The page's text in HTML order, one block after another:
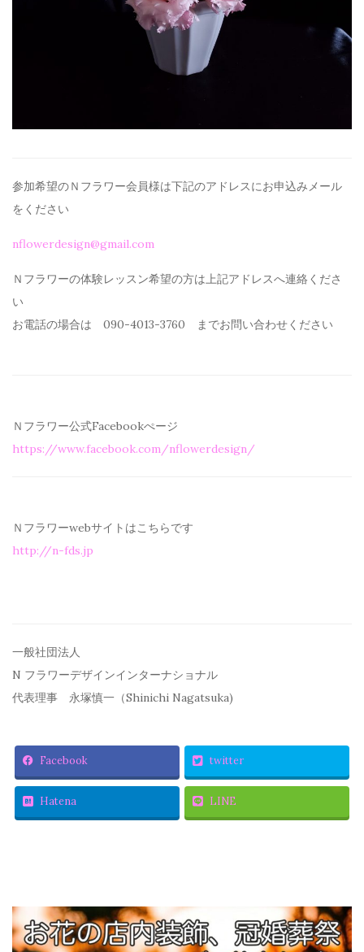
参加希望のＮフラワー会員様は下記のアドレスにお申込みメール
を ください
nflowerdesign@gmail.com
Ｎフラワーの体験レッスン希望の方は上記アドレスへ連絡くださ
い
お電話の場合は 090-4013-3760 までお問い合わせください
Ｎフラワー公式Facebookぺージ
https://www.facebook.com/nflowerdesign/
Ｎフラワーwebサイトはこちらです
http://n-fds.jp
一般社団法人
N フラワーデザインインターナショナル
代表理事 永塚慎一（Shinichi Nagatsuka)
Facebook twitter
Hatena LINE